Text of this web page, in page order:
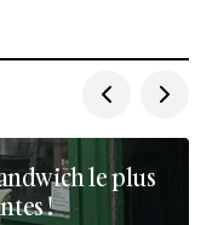
le plus
!